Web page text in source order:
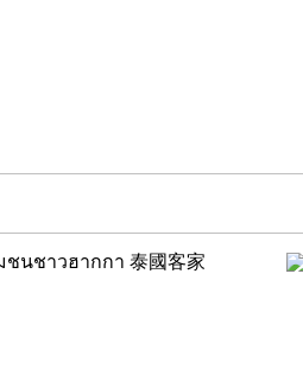
ชนชาวฮากกา 泰國客家